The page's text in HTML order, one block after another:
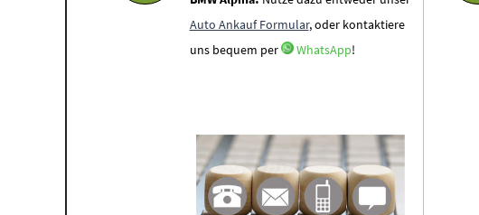
Auto Ankauf Formular, oder kontaktiere
uns bequem per
WhatsApp!